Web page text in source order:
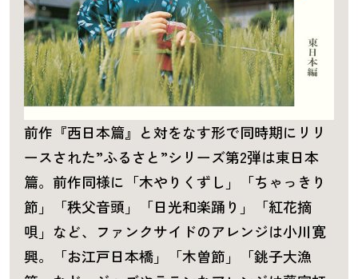
前作『西日本篇』と対をなす形で同時期にリリ
ースされた”ふるさと”シリーズ第2弾は東日本
篇。前作同様に「木やりくずし」「ちゃっきり
節」「秩父音頭」「日光和楽踊り」「紅花摘
唄」など、ファンクサイドのアレンジは小川寛
興。「お江戸日本橋」「木曽節」「銚子大漁